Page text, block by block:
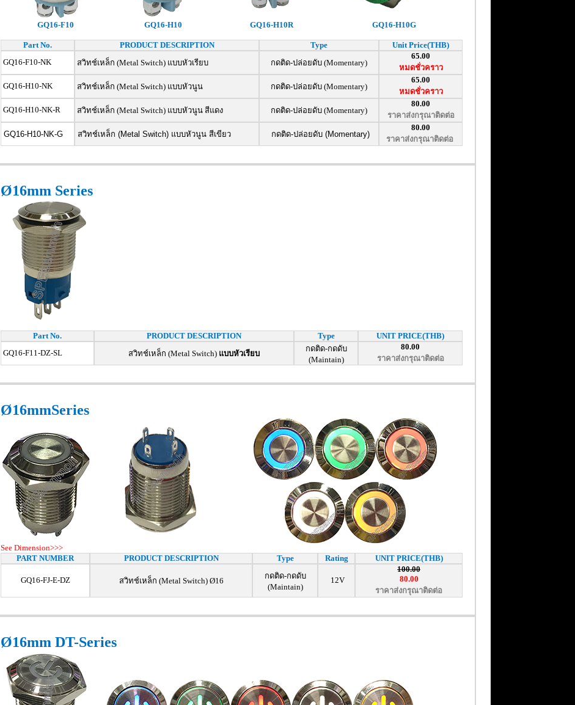
GQ16-F10 GQ16-H10 GQ16-H10R GQ16-H10G
Part No. PRODUCT DESCRIPTION Type
Unit Price(THB)
GQ16-F10-NK
สวิทช์เหล็ก (Metal Switch) แบบหัวเรียบ กดติด-ปล่อยดับ (Momentary)
65.00
หมดชั่วคราว
GQ16-H10-NK
สวิทช์เหล็ก (Metal Switch) แบบหัวนูน กดติด-ปล่อยดับ (Momentary)
65.00
หมดชั่วคราว
GQ16-H10-NK-R
สวิทช์เหล็ก (Metal Switch) แบบหัวนูน สีแดง กดติด-ปล่อยดับ (Momentary)
80.00
ราคาส่งกรุณาติดต่อ
GQ16-H10-NK-G สวิทช์เหล็ก (Metal Switch) แบบหัวนูน สีเขียว กดติด-ปล่อยดับ (Momentary)
80.00
ราคาส่งกรุณาติดต่อ
Ø16mm Series
Part No. PRODUCT DESCRIPTION Type
UNIT PRICE(THB)
GQ16-F11-DZ-SL
สวิทช์เหล็ก (Metal Switch) แบบหัวเรียบ
กดติด-กดดับ
(Maintain)
80.00
ราคาส่งกรุณาติดต่อ
Ø16mmSeries
See Dimension>>>
PART NUMBER
PRODUCT DESCRIPTION Type Rating UNIT PRICE(THB)
GQ16-FJ-E-DZ สวิทช์เหล็ก (Metal Switch) Ø16
กดติด-กดดับ
(Maintain)
12V
100.00
80.00
ราคาส่งกรุณาติดต่อ
Ø16mm DT-Series